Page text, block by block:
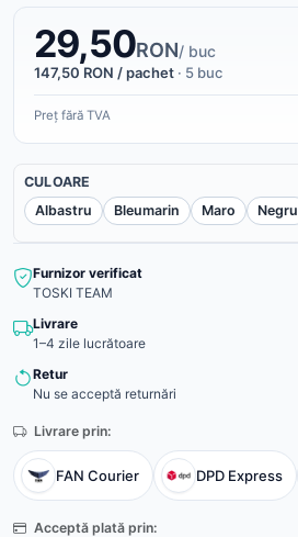
29,50RON/ buc
147,50 RON / pachet · 5 buc
Preț fără TVA
CULOARE
Albastru
Bleumarin Maro Negru
Furnizor verificat
TOSKI TEAM
Livrare
1–4 zile lucrătoare
Retur
Nu se acceptă returnări
Livrare prin:
FAN Courier DPD Express
Acceptă plată prin: